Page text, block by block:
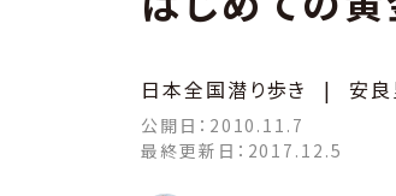
日本全国潜り歩き | 安良
公開日： 2010.11.7
最終更新日： 2017.12.5